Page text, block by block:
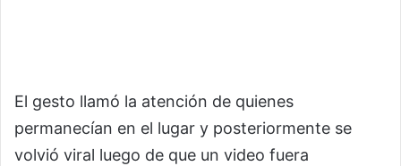
El gesto llamó la atención de quienes
permanecían en el lugar y posteriormente se
volvió viral luego de que un video fuera